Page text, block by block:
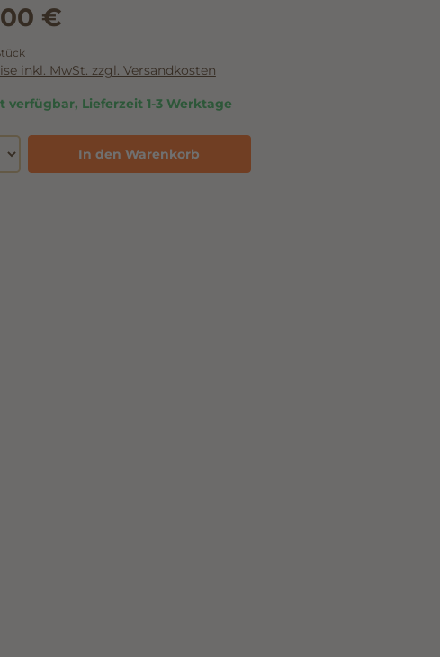
€
inkl. MwSt. zzgl. Versandkosten
verfügbar, Lieferzeit 1-3 Werktage
In den Warenkorb